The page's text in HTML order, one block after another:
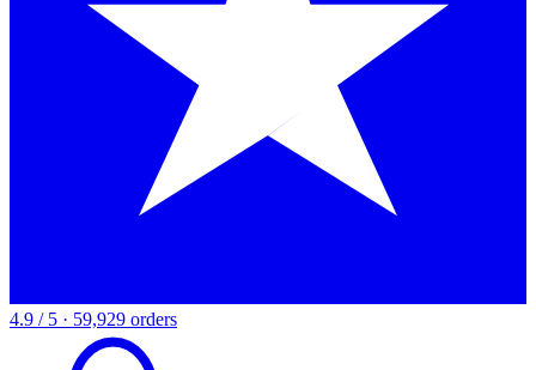
4.9 / 5 · 59,929 orders